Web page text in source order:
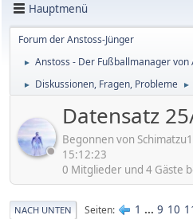
Hauptmenü
Forum der Anstoss-Jünger
► Anstoss - Der Fußballmanager von
► Diskussionen, Fragen, Probleme ►
Datensatz
Begonnen von
15:12:23
0 Mitglieder und 4 Gäste
NACH UNTEN Seiten 1 ... 9 10